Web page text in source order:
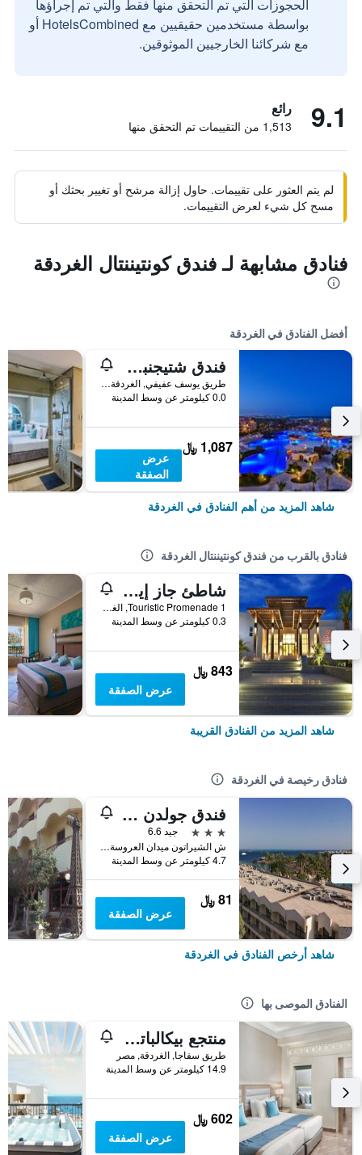
الحجوزات التي تم التحقق منها فقط والتي تم إجراؤها
بواسطة مستخدمين حقيقيين مع HotelsCombined أو
مع شركائنا الخارجيين الموثوقين.
9.1 رائع
1,513 من التقييمات تم التحقق منها
لم يتم العثور على تقييمات. حاول إزالة مرشح أو تغيير بحثك أو
مسح كل شيء لعرض التقييمات.
فنادق مشابهة لـ فندق كونتيننتال الغردقة
أفضل الفنادق في الغردقة
فندق شتيجنبرجر الداو بيتش
طريق يوسف عفيفي, الغردقة, مصر
0.0 كيلومتر عن وسط المدينة
1,087 ﷼
عرض
الصفقة
شاهد المزيد من أهم الفنادق في الغردقة
فنادق بالقرب من فندق كونتيننتال الغردقة
شاطئ جاز إيليت كاسا ديل مار
Touristic Promenade 1, الغردقة, مصر
0.3 كيلومتر عن وسط المدينة
843 ﷼
عرض الصفقة
شاهد المزيد من الفنادق القريبة
فنادق رخيصة في الغردقة
فندق جولدن روز
3 نجوم
جيد 6.6
ش الشيراتون ميدان العروسة سقالة, الغردقة, مصر
4.7 كيلومتر عن وسط المدينة
81 ﷼
عرض الصفقة
شاهد أرخص الفنادق في الغردقة
الفنادق الموصى بها
منتجع بيكالباتروس أكوا بلو، الغردقة
طريق سفاجا, الغردقة, مصر
14.9 كيلومتر عن وسط المدينة
602 ﷼
عرض الصفقة